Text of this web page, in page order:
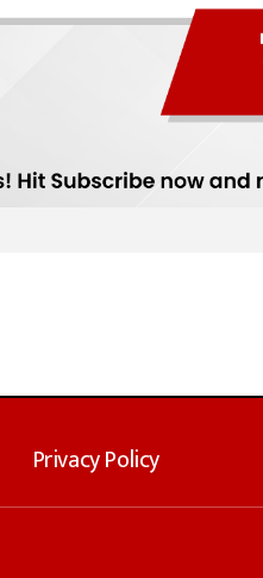
Privacy Policy